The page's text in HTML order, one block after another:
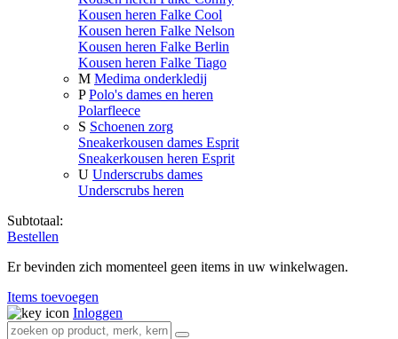
Kousen heren Falke Cool
Kousen heren Falke Nelson
Kousen heren Falke Berlin
Kousen heren Falke Tiago
M Medima onderkledij
P Polo's dames en heren
Polarfleece
S Schoenen zorg
Sneakerkousen dames Esprit
Sneakerkousen heren Esprit
U Underscrubs dames
Underscrubs heren
Subtotaal:
Bestellen
Er bevinden zich momenteel geen items in uw winkelwagen.
Items toevoegen
Inloggen